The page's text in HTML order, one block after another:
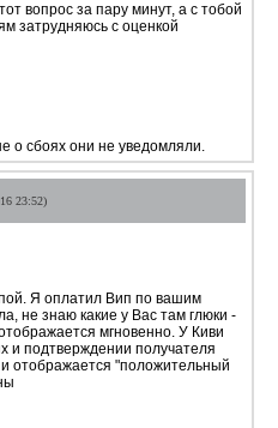
вопрос за пару минут, а с тобой
затрудняюсь с оценкой
о сбоях они не уведомляли.
23:52)
Я оплатил Вип по вашим
не знаю какие у Вас там глюки -
мгновенно. У Киви
и подтверждении получателя
отображается "положительный